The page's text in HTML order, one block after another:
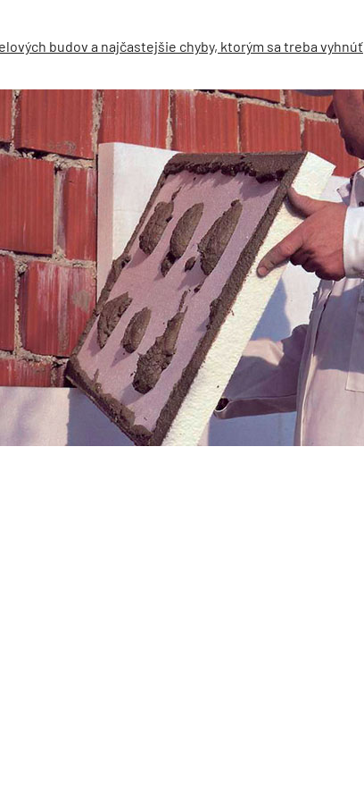
budov a najčastejšie chyby, ktorým sa treba vyhnúť